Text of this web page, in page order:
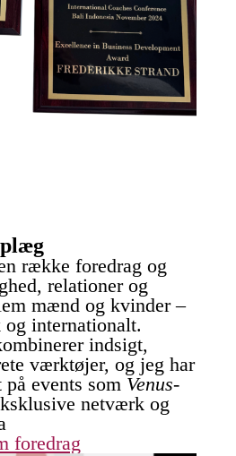
række foredrag og
relationer og
mænd og kvinder –
internationalt.
indsigt,
værktøjer, og jeg har
events som Venus-
netværk og
foredrag